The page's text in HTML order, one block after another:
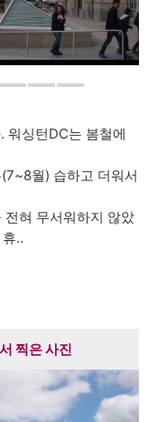
워싱턴DC는 봄철에
월) 습하고 더워서
전혀 무서워하지 않았
..
찍은 사진